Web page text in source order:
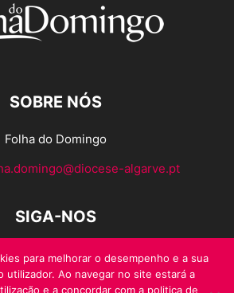
SOBRE NÓS
Folha do Domingo
algarve.pt
SIGA-NOS
para melhorar o desempenho e a sua
utilizador. Ao navegar no site estará a
e a concordar com a politica de